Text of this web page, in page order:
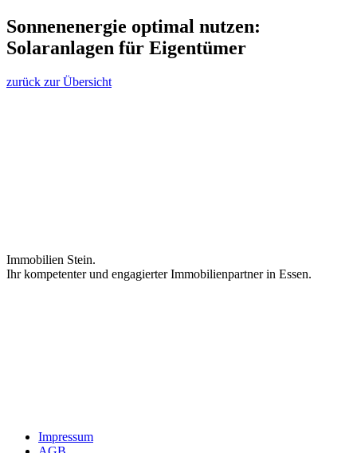
Sonnenenergie optimal nutzen:
Solaranlagen für Eigentümer
zurück zur Übersicht
Immobilien Stein.
Ihr kompetenter und engagierter Immobilienpartner in Essen.
Impressum